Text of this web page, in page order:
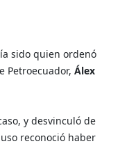
sido quien ordenó
Petroecuador, Álex
y desvinculó de
reconoció haber